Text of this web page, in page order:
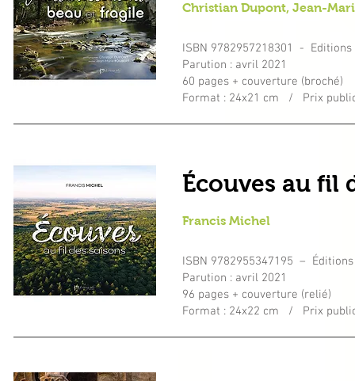
Christian Dupont, Jean-
ISBN 9782957218301 - Editions
Parution : avril 2021
60 pages + couverture (broché)
Format : 24x21 cm / Prix
Écouves au fil
Francis Michel
ISBN 9782955347195 –
Parution : avril 2021
96 pages + couverture (relié)
Format : 24x22 cm / Prix